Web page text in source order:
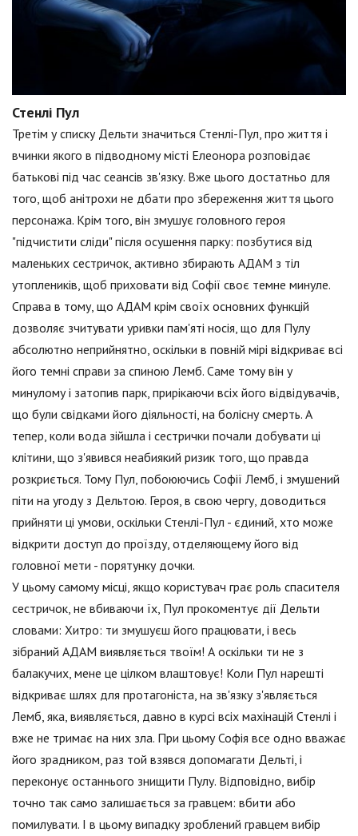
Стенлі Пул
Третім у списку Дельти значиться Стенлі-Пул, про життя і
вчинки якого в підводному місті Елеонора розповідає
батькові під час сеансів зв'язку. Вже цього достатньо для
того, щоб анітрохи не дбати про збереження життя цього
персонажа. Крім того, він змушує головного героя
"підчистити сліди" після осушення парку: позбутися від
маленьких сестричок, активно збирають АДАМ з тіл
утоплеників, щоб приховати від Софії своє темне минуле.
Справа в тому, що АДАМ крім своїх основних функцій
дозволяє зчитувати уривки пам'яті носія, що для Пулу
абсолютно неприйнятно, оскільки в повній мірі відкриває всі
його темні справи за спиною Лемб. Саме тому він у
минулому і затопив парк, прирікаючи всіх його відвідувачів,
що були свідками його діяльності, на болісну смерть. А
тепер, коли вода зійшла і сестрички почали добувати ці
клітини, що з'явився неабиякий ризик того, що правда
розкриється. Тому Пул, побоюючись Софії Лемб, і змушений
піти на угоду з Дельтою. Героя, в свою чергу, доводиться
прийняти ці умови, оскільки Стенлі-Пул - єдиний, хто може
відкрити доступ до проїзду, отделяющему його від
головної мети - порятунку дочки.
У цьому самому місці, якщо користувач грає роль спасителя
сестричок, не вбиваючи їх, Пул прокоментує дії Дельти
словами: Хитро: ти змушуєш його працювати, і весь
зібраний АДАМ виявляється твоїм! А оскільки ти не з
балакучих, мене це цілком влаштовує! Коли Пул нарешті
відкриває шлях для протагоніста, на зв'язку з'являється
Лемб, яка, виявляється, давно в курсі всіх махінацій Стенлі і
вже не тримає на них зла. При цьому Софія все одно вважає
його зрадником, раз той взявся допомагати Дельті, і
переконує останнього знищити Пулу. Відповідно, вибір
точно так само залишається за гравцем: вбити або
помилувати. І в цьому випадку зроблений гравцем вибір